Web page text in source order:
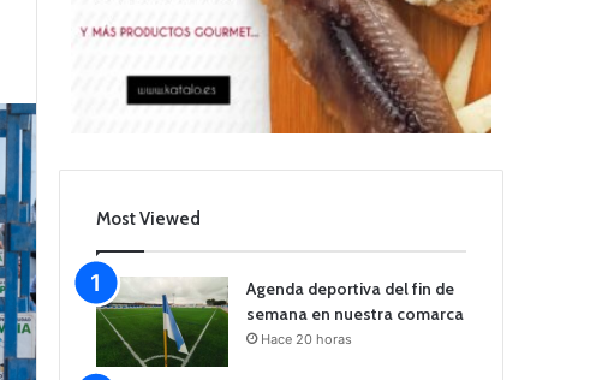
Most Viewed
Agenda deportiva del fin de
semana en nuestra comarca
Hace 20 horas